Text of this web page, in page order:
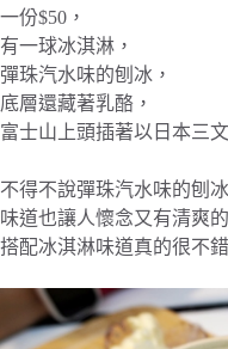
一份$50，
有一球冰淇淋，
彈珠汽水味的刨冰，
底層還藏著乳酪，
富士山上頭插著以日本三
不得不說彈珠汽水味的刨
味道也讓人懷念又有清爽
搭配冰淇淋味道真的很不錯